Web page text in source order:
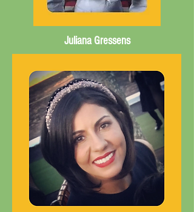
Juliana Gressens